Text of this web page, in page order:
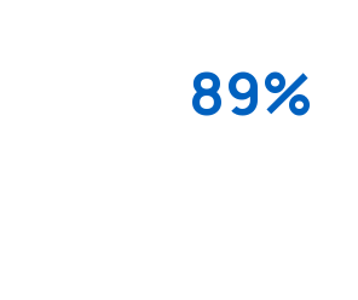
89%